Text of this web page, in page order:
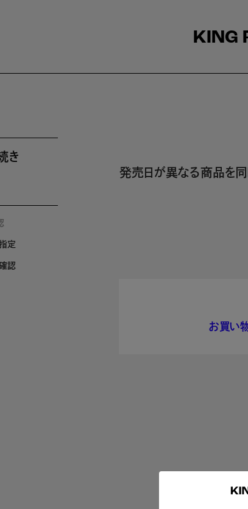
KING
き
定
認
発売日が異なる商品を同
お買い